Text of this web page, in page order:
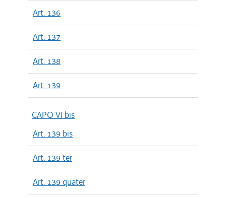
Art. 136
Art. 137
Art. 138
Art. 139
CAPO VI bis
Art. 139 bis
Art. 139 ter
Art. 139 quater